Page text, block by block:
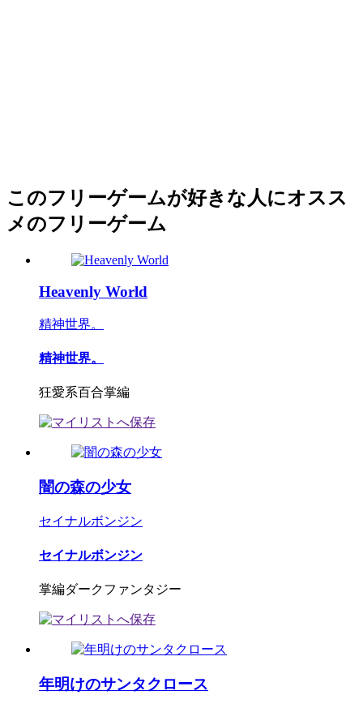
このフリーゲームが好きな人にオスス
メのフリーゲーム
Heavenly World
精神世界。
精神世界。
狂愛系百合掌編
闇の森の少女
セイナルボンジン
セイナルボンジン
掌編ダークファンタジー
年明けのサンタクロース